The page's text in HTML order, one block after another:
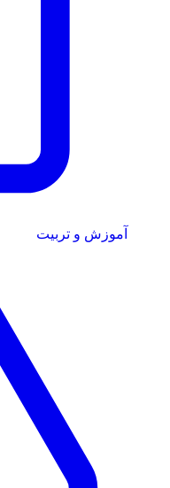
آموزش و تربیت